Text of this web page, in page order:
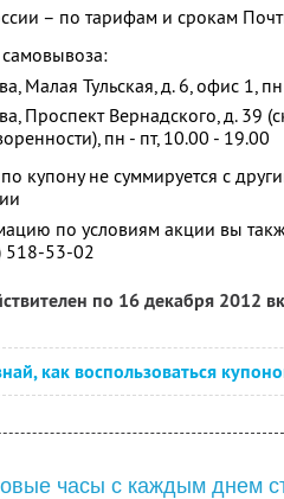
– по тарифам и срокам
Малая Тульская, д. 6, офис 1,
Проспект Вернадского, д. 39
пн - пт, 10.00 - 19.00
купону не суммируется с
по условиям акции вы
518-53-02
по 16 декабря 2012
как воспользоваться
часы с каждым днем